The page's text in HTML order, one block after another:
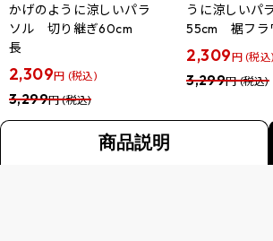
かげのように涼しいパラ
ソル 切り継ぎ60cm
長
2,309円 (税込)
3,299円 (税込)
うに涼しいパ
55cm 裾フ
2,309円 (税込)
3,299円 (税込)
商品説明